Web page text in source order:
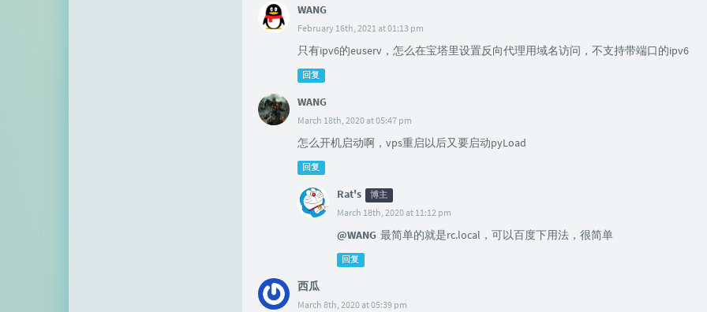
WANG
February 16th, 2021 at 01:13 pm
只有ipv6的euserv，怎么在宝塔里设置反向代理用域名访问，不支持带端口的ipv6
回复
WANG
March 18th, 2020 at 05:47 pm
怎么开机启动啊，vps重启以后又要启动pyLoad
回复
Rat's 博主
March 18th, 2020 at 11:12 pm
@WANG 最简单的就是rc.local，可以百度下用法，很简单
回复
西瓜
March 8th, 2020 at 05:39 pm